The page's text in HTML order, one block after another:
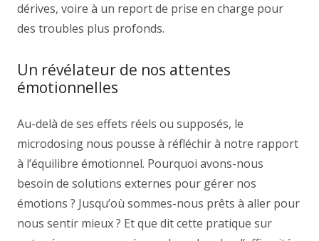
dérives, voire à un report de prise en charge pour
des troubles plus profonds.
Un révélateur de nos attentes
émotionnelles
Au-delà de ses effets réels ou supposés, le
microdosing nous pousse à réfléchir à notre rapport
à l’équilibre émotionnel. Pourquoi avons-nous
besoin de solutions externes pour gérer nos
émotions ? Jusqu’où sommes-nous prêts à aller pour
nous sentir mieux ? Et que dit cette pratique sur